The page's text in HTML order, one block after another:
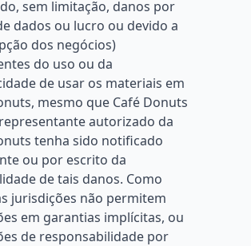
sem limitação, danos por
dados ou lucro ou devido a
dos negócios)
do uso ou da
de usar os materiais em
mesmo que Café Donuts
autorizado da
tenha sido notificado
ou por escrito da
de tais danos. Como
jurisdições não permitem
em garantias implícitas, ou
de responsabilidade por